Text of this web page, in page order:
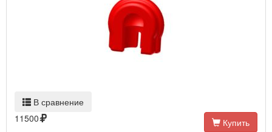
В сравнение
11500
Купить